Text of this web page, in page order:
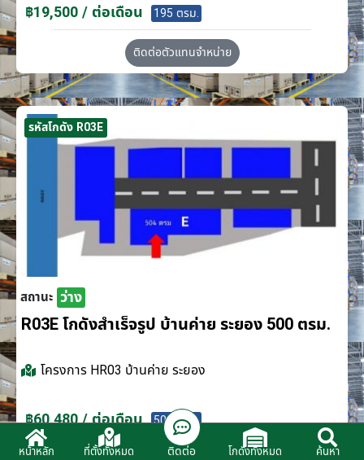
฿19,500 / ต่อเดือน 195 ตรม.
ติดต่อตัวแทนจำหน่าย
รหัสโกดัง R03E
สถานะ ว่าง
R03E โกดังสำเร็จรูป บ้านค่าย ระยอง 500 ตรม.
โครงการ HR03 บ้านค่าย ระยอง
฿60,480 / ต่อเดือน 500 ตรม.
หน้าหลัก ที่ตั้งทั้งหมด ติดต่อ โกดังทั้งหมด ค้นหา